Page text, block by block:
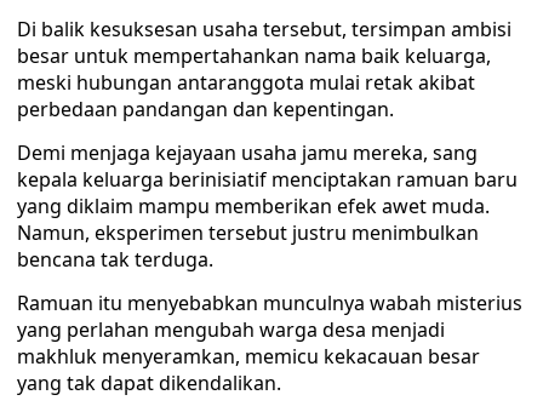
Di balik kesuksesan usaha tersebut, tersimpan ambisi
besar untuk mempertahankan nama baik keluarga,
meski hubungan antaranggota mulai retak akibat
perbedaan pandangan dan kepentingan.
Demi menjaga kejayaan usaha jamu mereka, sang
kepala keluarga berinisiatif menciptakan ramuan baru
yang diklaim mampu memberikan efek awet muda.
Namun, eksperimen tersebut justru menimbulkan
bencana tak terduga.
Ramuan itu menyebabkan munculnya wabah misterius
yang perlahan mengubah warga desa menjadi
makhluk menyeramkan, memicu kekacauan besar
yang tak dapat dikendalikan.